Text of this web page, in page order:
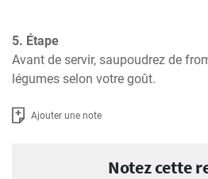
5. Étape
Avant de servir, saupoudrez de
légumes selon votre goût.
Ajouter une note
Notez cette